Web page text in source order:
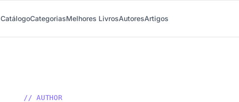
CatálogoCategoriasMelhores LivrosAutoresArtigos
// AUTHOR